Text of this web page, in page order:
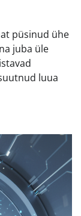
püsinud ühe
juba üle
luua